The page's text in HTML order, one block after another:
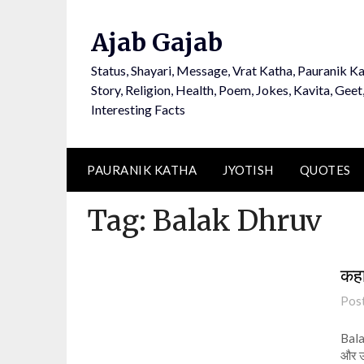
Ajab Gajab
Status, Shayari, Message, Vrat Katha, Pauranik
Story, Religion, Health, Poem, Jokes, Kavita,
Interesting Facts
PAURANIK KATHA JYOTISH QUOTES
Tag: Balak Dhruv
और